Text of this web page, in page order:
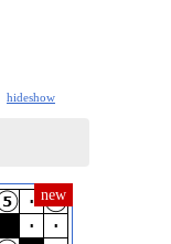
hideshow